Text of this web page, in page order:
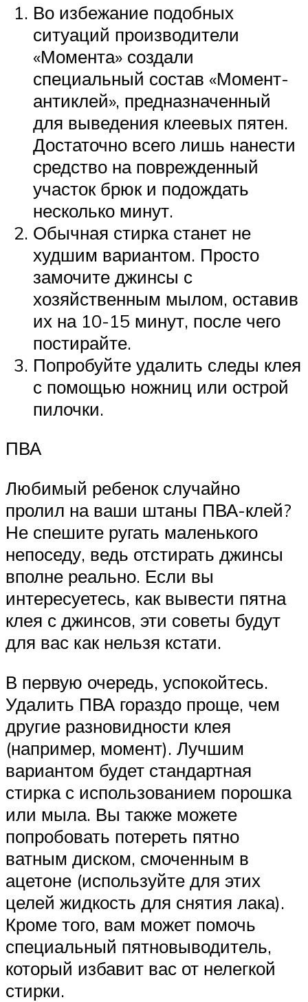
Во избежание подобных
ситуаций производители
«Момента» создали
специальный состав «Момент-
антиклей», предназначенный
для выведения клеевых пятен.
Достаточно всего лишь нанести
средство на поврежденный
участок брюк и подождать
несколько минут.
Обычная стирка станет не
худшим вариантом. Просто
замочите джинсы с
хозяйственным мылом, оставив
их на 10-15 минут, после чего
постирайте.
Попробуйте удалить следы клея
с помощью ножниц или острой
пилочки.
ПВА
Любимый ребенок случайно
пролил на ваши штаны ПВА-клей?
Не спешите ругать маленького
непоседу, ведь отстирать джинсы
вполне реально. Если вы
интересуетесь, как вывести пятна
клея с джинсов, эти советы будут
для вас как нельзя кстати.
В первую очередь, успокойтесь.
Удалить ПВА гораздо проще, чем
другие разновидности клея
(например, момент). Лучшим
вариантом будет стандартная
стирка с использованием порошка
или мыла. Вы также можете
попробовать потереть пятно
ватным диском, смоченным в
ацетоне (используйте для этих
целей жидкость для снятия лака).
Кроме того, вам может помочь
специальный пятновыводитель,
который избавит вас от нелегкой
стирки.